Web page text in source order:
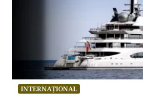
INTERNAȚIONAL